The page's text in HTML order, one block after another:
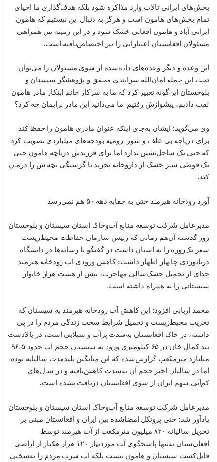
بخش‌های ایرانی تالاب وارد مذاکره شود بلکه هدف‌گذاری ما احیای
تمام بخش‌های هامون است و هرگز به دنبال این نیستیم که هامون
ایرانی آباد و هامون افغانی خشک شود و در این زمینه من همراهی
مسئولان افغانستان اعتباراتی را نیز اختصاص‌یافته است.
این وعده و دیگر وعده‌های داده‌شده از سوی مسئولان را می‌توان
تحت این جمله امان‌الله سرابندی محقق و پژوهشگر سیستان و
بلوچستان این‌گونه تعبیر کرد که ما به سرکار خانم ابتکار مادر هامون
لقب دادیم، پیشوازش رفتیم اما می‌دانید این مادر برایمان چه کرد؟
وی می‌گوید: ایشان به‌جای اینکه عنوان مادری هامون را حفظ کند
برای دریاچه بی علف و شور ارومیه بودجه‌های میلیاردی تصویب کرد
که حتی یک ساحل‌نشین ندارد اما برای فرزندش دریاچه هامون حتی
یک قوطی شیر خشک از داروخانه نخرید تا گرسنگی بچه‌اش را درمان
کند.
آورد رودخانه هیرمند حتی به‌ حقابه دهه ۵۰ هم نمی‌رسد
مدیرعامل شرکت توسعه منابع آب‌وخاک استان سیستان و بلوچستان
روز گذشته آن‌هم زمانی که رئیس سازمان حفاظت محیط‌زیست
سفر یک‌روزه را به استان داشت در گفتگو با رسانه‌ها در دانشگاه
دریانوردی چابهار اظهار داشت: کاهش ورودی آب رودخانه هیرمند
جدای از تحمیل خشک‌سالی مهاجرت، بیش از هشت هزار خانوار
سیستانی را به همراه داشته است.
محمد اربابی افزود: این کاهش آب رودخانه هیرمند به سیستان که
تخریب محیط‌زیست و تحمیل شرایط سخت زندگی مردم را در پی
داشته، در خاک افغانستان به‌شدت پرآب و سیلابی است، در بالادست
بند کمال خان در ۶۵ کیلومتری ورود به سیستان حجم آب حدود ۹۶.۵
میلیارد مترمکعب گزارش‌شده که این میانگین بلندمدت سالیانه بوده
اما در سالیان اخیر حجم آن به‌شدت کاهش‌یافته و در سال‌های
کم‌آبی سهم ایران از سوی افغانستان دریافت نشده است.
مدیرعامل شرکت توسعه منابع آب‌وخاک استان سیستان و بلوچستان
یادآور شد: حتی پروتکل امضاشده بین ایران و افغانستان مبنی بر
تحویل سالیانه ۸۲۰ میلیون مترمکعب از آب هیرمند توسط
افغان‌ستان نه‌تنها پاسخگوی آب موردنیاز ۱۲۰ هزار هکتار از اراضی
قابل‌کشت سیستان و هامون نیست بلکه آب شرب مردم را به‌سختی